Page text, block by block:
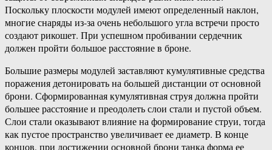
Поскольку плоскости модулей имеют определенный наклон,
многие снаряды из-за очень небольшого угла встречи просто
создают рикошет. При успешном пробивании сердечник
должен пройти большое расстояние в броне.
Большие размеры модулей заставляют кумулятивные средства
поражения детонировать на большей дистанции от основной
брони. Сформированная кумулятивная струя должна пройти
большее расстояние и преодолеть слои стали и пустой объем.
Слои стали оказывают влияние на формирование струи, тогда
как пустое пространство увеличивает ее диаметр. В конце
концов, при достижении основной брони танка форма ее